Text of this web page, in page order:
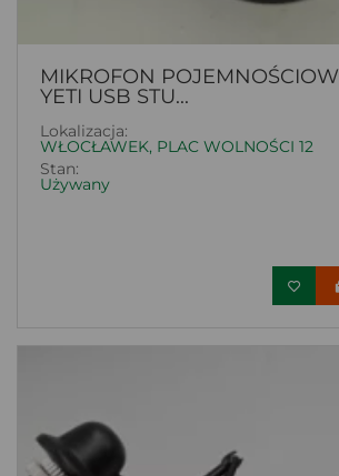
MIKROFON
YETI USB STU...
Lokalizacja:
WŁOCŁAWEK, PLAC WOLNOŚCI 12
Stan:
Używany